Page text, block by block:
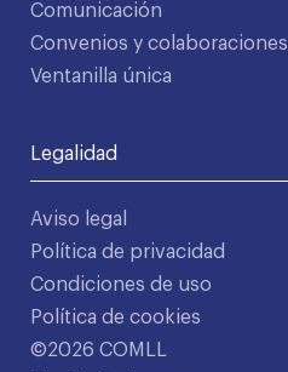
Comunicación
Convenios y colaboraciones
Ventanilla única
Legalidad
Aviso legal
Política de privacidad
Condiciones de uso
Política de cookies
©2026 COMLL